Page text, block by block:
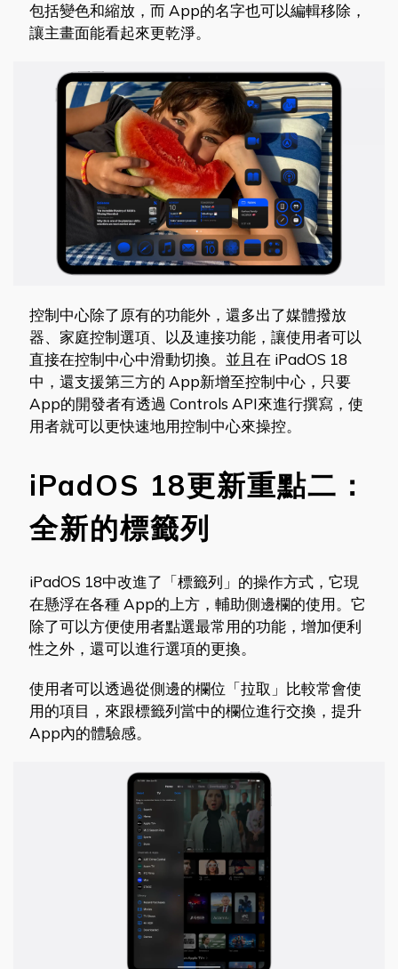
包括變色和縮放，而 App的名字也可以編輯移除，
讓主畫面能看起來更乾淨。
控制中心除了原有的功能外，還多出了媒體撥放
器、家庭控制選項、以及連接功能，讓使用者可以
直接在控制中心中滑動切換。並且在 iPadOS 18
中，還支援第三方的 App新增至控制中心，只要
App的開發者有透過 Controls API來進行撰寫，使
用者就可以更快速地用控制中心來操控。
iPadOS 18更新重點二：
全新的標籤列
iPadOS 18中改進了「標籤列」的操作方式，它現
在懸浮在各種 App的上方，輔助側邊欄的使用。它
除了可以方便使用者點選最常用的功能，增加便利
性之外，還可以進行選項的更換。
使用者可以透過從側邊的欄位「拉取」比較常會使
用的項目，來跟標籤列當中的欄位進行交換，提升
App內的體驗感。